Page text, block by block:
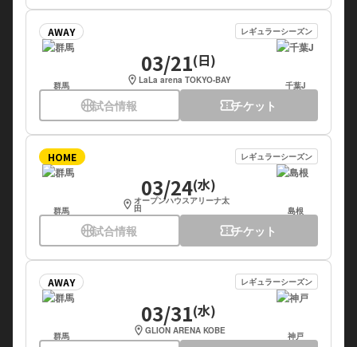
AWAY レギュラーシーズン
群馬
03/21(日)
location_on LaLa arena TOKYO-BAY 千葉J
sports_basketball試合情報 confirmation_numberチケット
HOME レギュラーシーズン
群馬
03/24(水)
location_on オープンハウスアリーナ太
田 島根
sports_basketball試合情報 confirmation_numberチケット
AWAY レギュラーシーズン
群馬
03/31(水)
location_on GLION ARENA KOBE 神戸